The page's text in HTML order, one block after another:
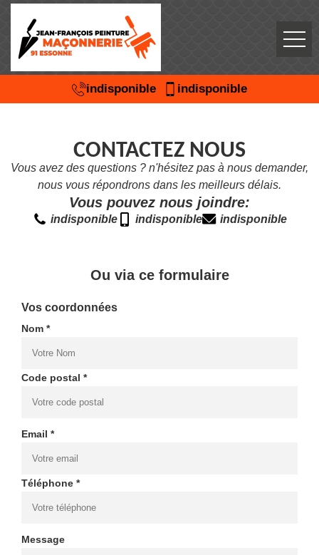
indisponible indisponible
CONTACTEZ NOUS
Vous avez des questions ? n'hésitez pas à nous demander,
nous vous répondrons dans les meilleurs délais.
Vous pouvez nous joindre:
indisponible indisponible indisponible
Ou via ce formulaire
Vos coordonnées
Nom *
Code postal *
Email *
Téléphone *
Message